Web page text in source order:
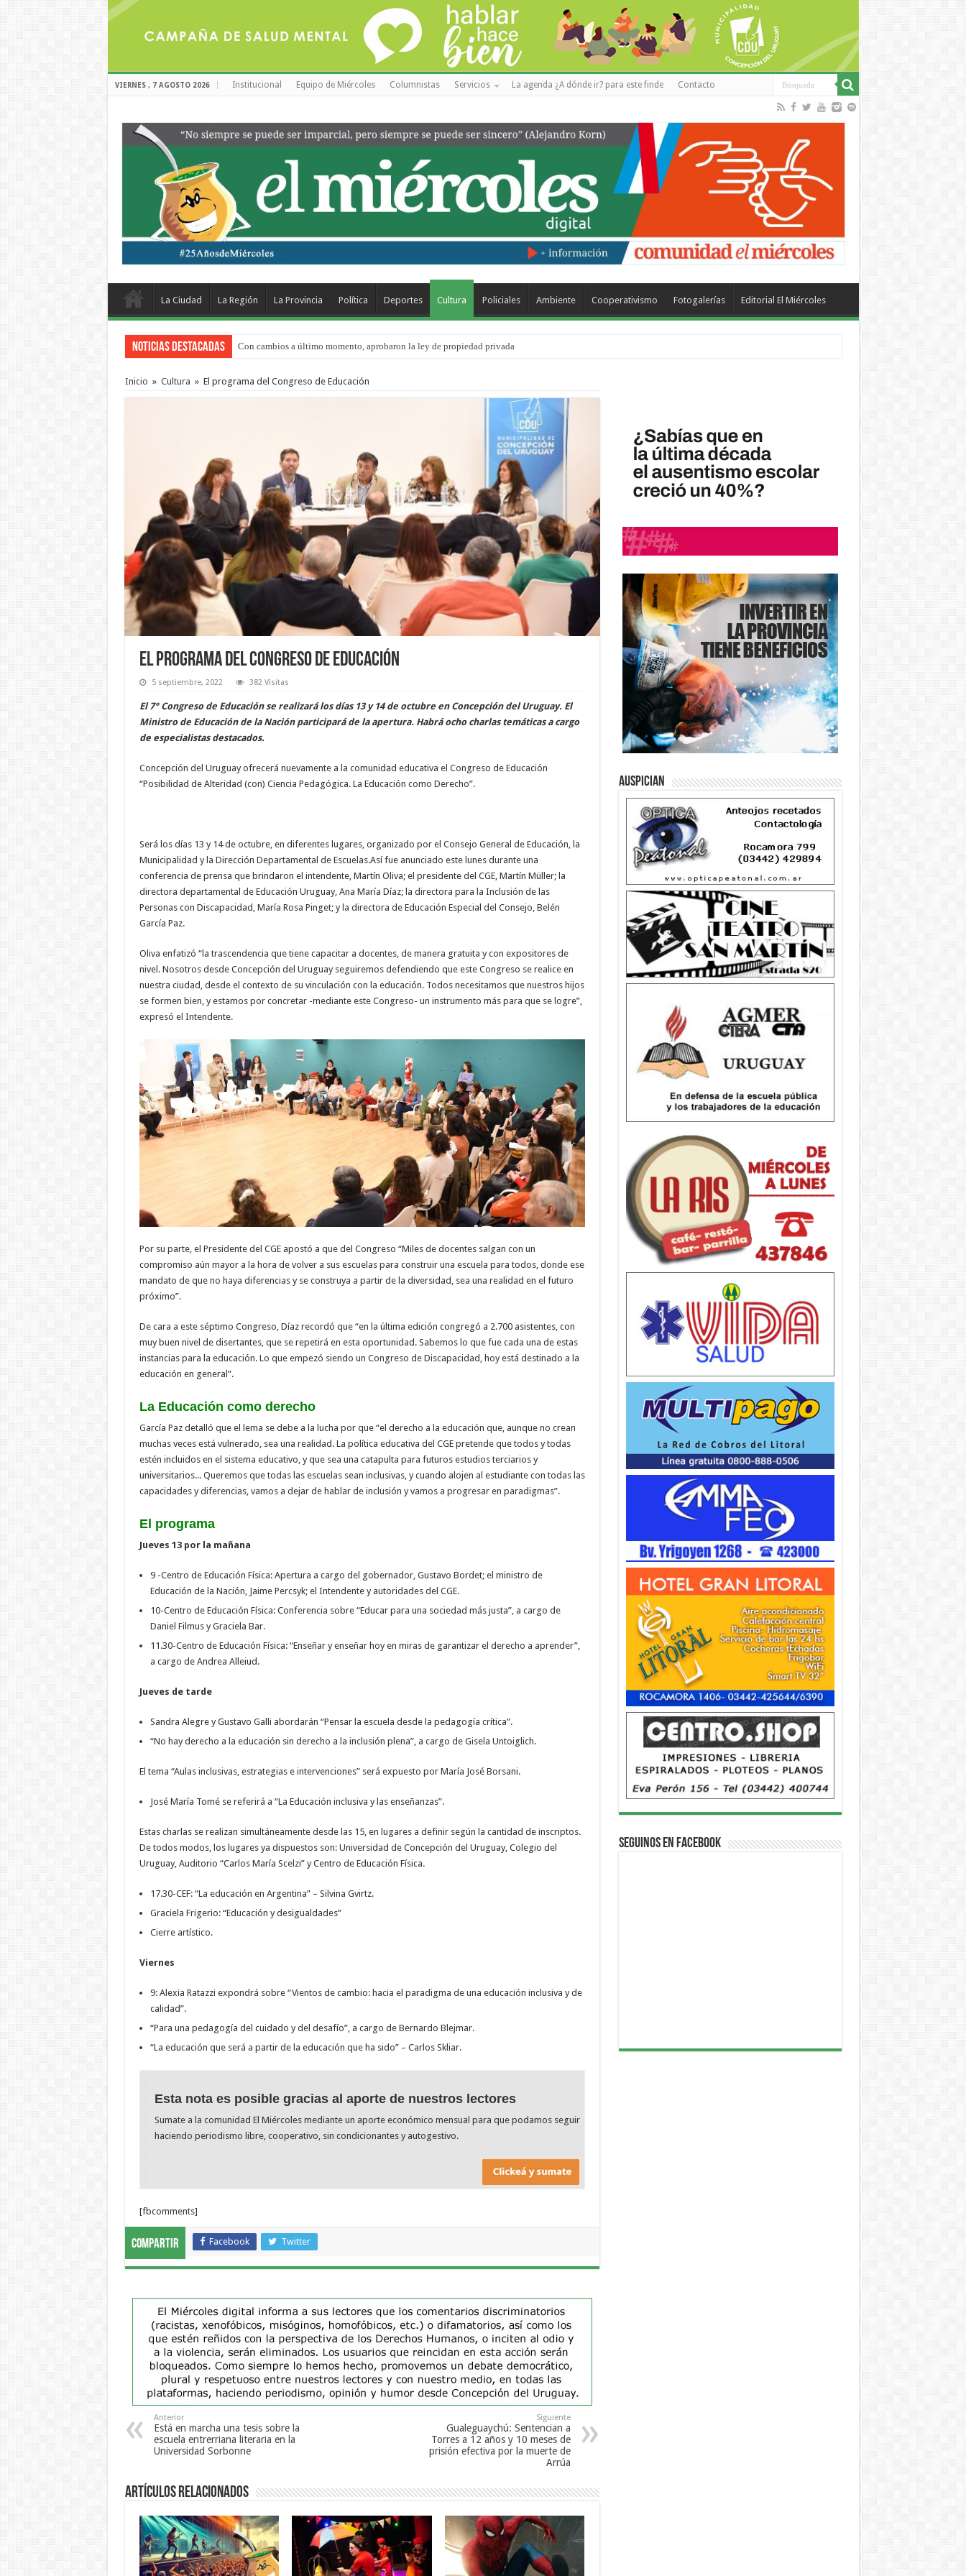
VIERNES , 7 AGOSTO 2026 Institucional Equipo de Miércoles Columnistas Servicios La agenda ¿A dónde ir? para este finde Contacto
La Ciudad La Región La Provincia Política Deportes Cultura Policiales Ambiente Cooperativismo Fotogalerías Editorial El Miércoles
Noticias Destacadas Con cambios a último momento, aprobaron la ley de propiedad privada
Del viernes 7 al domingo 9 de agosto: la agenda ¿A dónde ir? para este finde
Inicio » Cultura » El programa del Congreso de Educación
El programa del Congreso de Educación
5 septiembre, 2022 382 Visitas
El 7° Congreso de Educación se realizará los días 13 y 14 de octubre en Concepción del Uruguay. El
Ministro de Educación de la Nación participará de la apertura. Habrá ocho charlas temáticas a cargo
de especialistas destacados.
Concepción del Uruguay ofrecerá nuevamente a la comunidad educativa el Congreso de Educación
“Posibilidad de Alteridad (con) Ciencia Pedagógica. La Educación como Derecho”.
Será los días 13 y 14 de octubre, en diferentes lugares, organizado por el Consejo General de Educación, la
Municipalidad y la Dirección Departamental de Escuelas.Así fue anunciado este lunes durante una
conferencia de prensa que brindaron el intendente, Martín Oliva; el presidente del CGE, Martín Müller; la
directora departamental de Educación Uruguay, Ana María Díaz; la directora para la Inclusión de las
Personas con Discapacidad, María Rosa Pinget; y la directora de Educación Especial del Consejo, Belén
García Paz.
Oliva enfatizó “la trascendencia que tiene capacitar a docentes, de manera gratuita y con expositores de
nivel. Nosotros desde Concepción del Uruguay seguiremos defendiendo que este Congreso se realice en
nuestra ciudad, desde el contexto de su vinculación con la educación. Todos necesitamos que nuestros hijos
se formen bien, y estamos por concretar -mediante este Congreso- un instrumento más para que se logre”,
expresó el Intendente.
Por su parte, el Presidente del CGE apostó a que del Congreso “Miles de docentes salgan con un
compromiso aún mayor a la hora de volver a sus escuelas para construir una escuela para todos, donde ese
mandato de que no haya diferencias y se construya a partir de la diversidad, sea una realidad en el futuro
próximo”.
De cara a este séptimo Congreso, Díaz recordó que “en la última edición congregó a 2.700 asistentes, con
muy buen nivel de disertantes, que se repetirá en esta oportunidad. Sabemos lo que fue cada una de estas
instancias para la educación. Lo que empezó siendo un Congreso de Discapacidad, hoy está destinado a la
educación en general”.
La Educación como derecho
García Paz detalló que el lema se debe a la lucha por que “el derecho a la educación que, aunque no crean
muchas veces está vulnerado, sea una realidad. La política educativa del CGE pretende que todos y todas
estén incluidos en el sistema educativo, y que sea una catapulta para futuros estudios terciarios y
universitarios... Queremos que todas las escuelas sean inclusivas, y cuando alojen al estudiante con todas las
capacidades y diferencias, vamos a dejar de hablar de inclusión y vamos a progresar en paradigmas”.
El programa
Jueves 13 por la mañana
9 -Centro de Educación Física: Apertura a cargo del gobernador, Gustavo Bordet; el ministro de
Educación de la Nación, Jaime Percsyk; el Intendente y autoridades del CGE.
10-Centro de Educación Física: Conferencia sobre “Educar para una sociedad más justa”, a cargo de
Daniel Filmus y Graciela Bar.
11.30-Centro de Educación Física: “Enseñar y enseñar hoy en miras de garantizar el derecho a aprender”,
a cargo de Andrea Alleiud.
Jueves de tarde
Sandra Alegre y Gustavo Galli abordarán “Pensar la escuela desde la pedagogía crítica”.
“No hay derecho a la educación sin derecho a la inclusión plena”, a cargo de Gisela Untoiglich.
El tema “Aulas inclusivas, estrategias e intervenciones” será expuesto por María José Borsani.
José María Tomé se referirá a “La Educación inclusiva y las enseñanzas”.
Estas charlas se realizan simultáneamente desde las 15, en lugares a definir según la cantidad de inscriptos.
De todos modos, los lugares ya dispuestos son: Universidad de Concepción del Uruguay, Colegio del
Uruguay, Auditorio “Carlos María Scelzi” y Centro de Educación Física.
17.30-CEF: “La educación en Argentina” – Silvina Gvirtz.
Graciela Frigerio: “Educación y desigualdades”
Cierre artístico.
Viernes
9: Alexia Ratazzi expondrá sobre “Vientos de cambio: hacia el paradigma de una educación inclusiva y de
calidad”.
“Para una pedagogía del cuidado y del desafío”, a cargo de Bernardo Blejmar.
“La educación que será a partir de la educación que ha sido” – Carlos Skliar.
Esta nota es posible gracias al aporte de nuestros lectores
Sumate a la comunidad El Miércoles mediante un aporte económico mensual para que podamos seguir
haciendo periodismo libre, cooperativo, sin condicionantes y autogestivo.
[fbcomments]
Compartir Facebook Twitter
Anterior
Está en marcha una tesis sobre la
escuela entrerriana literaria en la
Universidad Sorbonne
Siguiente
Gualeguaychú: Sentencian a
Torres a 12 años y 10 meses de
prisión efectiva por la muerte de
Arrúa
Artículos Relacionados
Auspician
Seguinos en Facebook